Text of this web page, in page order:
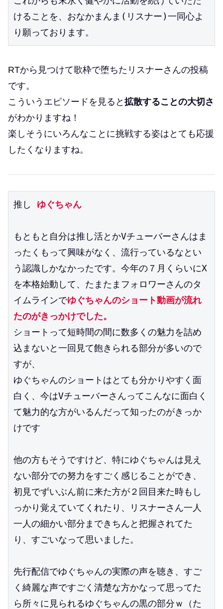
けることを、おなかまんま(リスナー)一同心よ
り願っております。
RTから見つけて歌枠で堕ちたリスナーさんの投稿
です。
こういうエピソードを見ると 拡散することの大切さ
がわかりますね！
楽しそうにいろんなことに挑戦する姿はとても応援
したくなりますね。
推し ゆぐちゃん
もともと自分は推し活とかVチューバーさんはま
ったくもって興味がなく、流行っているなとい
う認識しかなかったです。今年の７月くらいにX
を本格始動して、たまたまフォロワーさんのタ
イムラインでゆぐちゃんのショート動画が流れ
たのがきっかけでした。
ショートって短時間の間に数多くの魅力を詰め
込まないと一回見て飽きられる部分が多いので
すが、
ゆぐちゃんのショートはとても分かりやすく面
白く、今はVチューバーさんってこんなに面白く
て魅力的な方がいるんだって知ったのがきっか
けです
他の方もそうですけど、特にゆぐちゃんは見え
ない部分での努力をすごく感じることができ、
初見でずいぶん前に来た方が２回目来た時もし
っかり覚えていてくれたり、リスナーさん一人
一人の細かい部分まできちんと把握されてた
り、すごいなって思いました。
先行配信でゆぐちゃんの実際の声を聴き、すご
く綺麗な声ですごく清楚な方かなって思ってた
ら所々に見られるゆぐちゃんの黒の部分ｗ（た